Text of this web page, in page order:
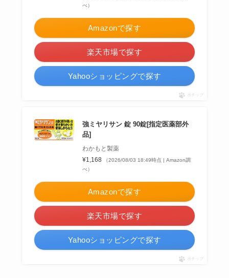
べ）
Amazonで探す
楽天市場で探す
Yahooショッピングで探す
ポチップ
強ミヤリサン 錠 90錠[指定医薬部外
品]
わかもと製薬
¥1,168
（2026/08/03 18:49時点 | Amazon調
べ）
Amazonで探す
楽天市場で探す
Yahooショッピングで探す
ポチップ